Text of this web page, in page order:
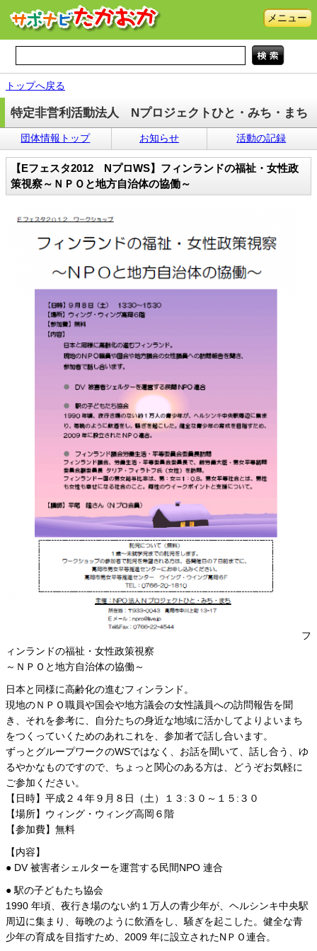
メニュー
トップへ戻る
特定非営利活動法人 Nプロジェクトひと・みち・まち
団体情報トップ お知らせ 活動の記録
【Eフェスタ2012 NプロWS】フィンランドの福祉・女性政
策視察～ＮＰＯと地方自治体の協働～
フ
ィンランドの福祉・女性政策視察
～ＮＰＯと地方自治体の協働～
日本と同様に高齢化の進むフィンランド。
現地のＮＰＯ職員や国会や地方議会の女性議員への訪問報告を聞
き、それを参考に、自分たちの身近な地域に活かしてよりよいまち
をつくっていくためのあれこれを、参加者で話し合います。
ずっとグループワークのWSではなく、お話を聞いて、話し合う、ゆ
るやかなものですので、ちょっと関心のある方は、どうぞお気軽に
ご参加ください。
【日時】平成２４年９月８日（土）１３:３０～１５:３０
【場所】ウィング・ウィング高岡６階
【参加費】無料
【内容】
● DV 被害者シェルターを運営する民間NPO 連合
● 駅の子どもたち協会
1990 年頃、夜行き場のない約１万人の青少年が、ヘルシンキ中央駅
周辺に集まり、毎晩のように飲酒をし、騒ぎを起こした。健全な青
少年の育成を目指すため、2009 年に設立されたNＰＯ連合。